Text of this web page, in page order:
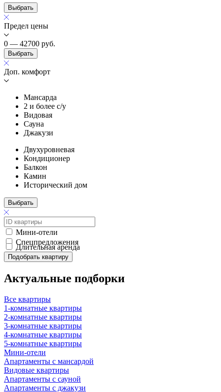
Выбрать
Предел цены
0 — 42700 руб.
Выбрать
Доп. комфорт
Мансарда
2 и более с/у
Видовая
Сауна
Джакузи
Двухуровневая
Кондиционер
Балкон
Камин
Исторический дом
Выбрать
Мини-отели
Спецпредложения
Длительная аренда
Подобрать квартиру
Актуальные подборки
Все квартиры
1-комнатные квартиры
2-комнатные квартиры
3-комнатные квартиры
4-комнатные квартиры
5-комнатные квартиры
Мини-отели
Апартаменты с мансардой
Видовые квартиры
Апартаменты с сауной
Апартаменты с джакузи